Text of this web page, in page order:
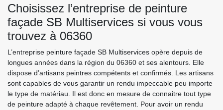
Choisissez l’entreprise de peinture
façade SB Multiservices si vous vous
trouvez à 06360
L’entreprise peinture façade SB Multiservices opère depuis de
longues années dans la région du 06360 et ses alentours. Elle
dispose d’artisans peintres compétents et confirmés. Les artisans
sont capables de vous garantir un rendu impeccable peu importe
le type de matériau. Il est donc en mesure de connaitre tout type
de peinture adapté à chaque revêtement. Pour avoir un rendu